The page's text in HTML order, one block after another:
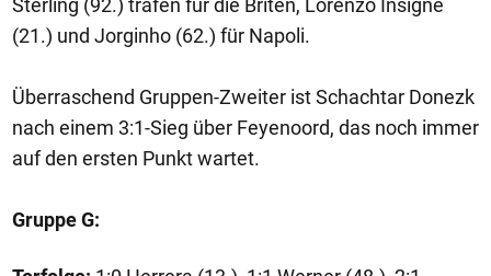
Sterling (92.) trafen für die Briten, Lorenzo Insigne
(21.) und Jorginho (62.) für Napoli.
Überraschend Gruppen-Zweiter ist Schachtar Donezk
nach einem 3:1-Sieg über Feyenoord, das noch immer
auf den ersten Punkt wartet.
Gruppe G: